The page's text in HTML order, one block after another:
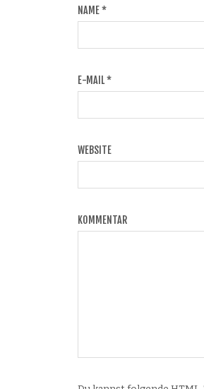
NAME*
E-MAIL*
WEBSITE
KOMMENTAR